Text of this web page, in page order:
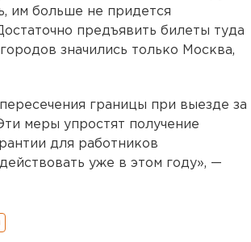
им больше не придется
предъявить билеты туда
значились только Москва,
границы при выезде за
меры упростят получение
для работников
уже в этом году», —